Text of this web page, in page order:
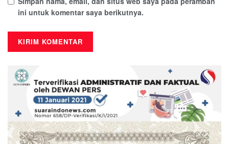
ini untuk komentar saya berikutnya.